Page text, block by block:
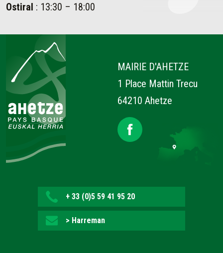
Ostiral : 13:30 – 18:00
MAIRIE D'AHETZE
1 Place Mattin Trecu
64210 Ahetze
+ 33 (0)5 59 41 95 20
> Harreman